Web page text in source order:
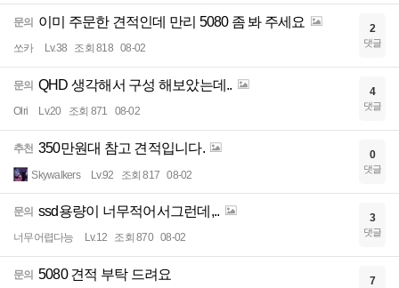
문의 이미 주문한 견적인데 만리 5080 좀 봐 주세요
쏘카 Lv.38 조회 818 08-02
2
댓글
문의 QHD 생각해서 구성 해보았는데..
Olri Lv.20 조회 871 08-02
4
댓글
추천 350만원대 참고 견적입니다.
Skywalkers Lv.92 조회 817 08-02
0
댓글
문의 ssd용량이 너무적어서그런데,..
너무어렵다능 Lv.12 조회 870 08-02
3
댓글
문의 5080 견적 부탁 드려요 7